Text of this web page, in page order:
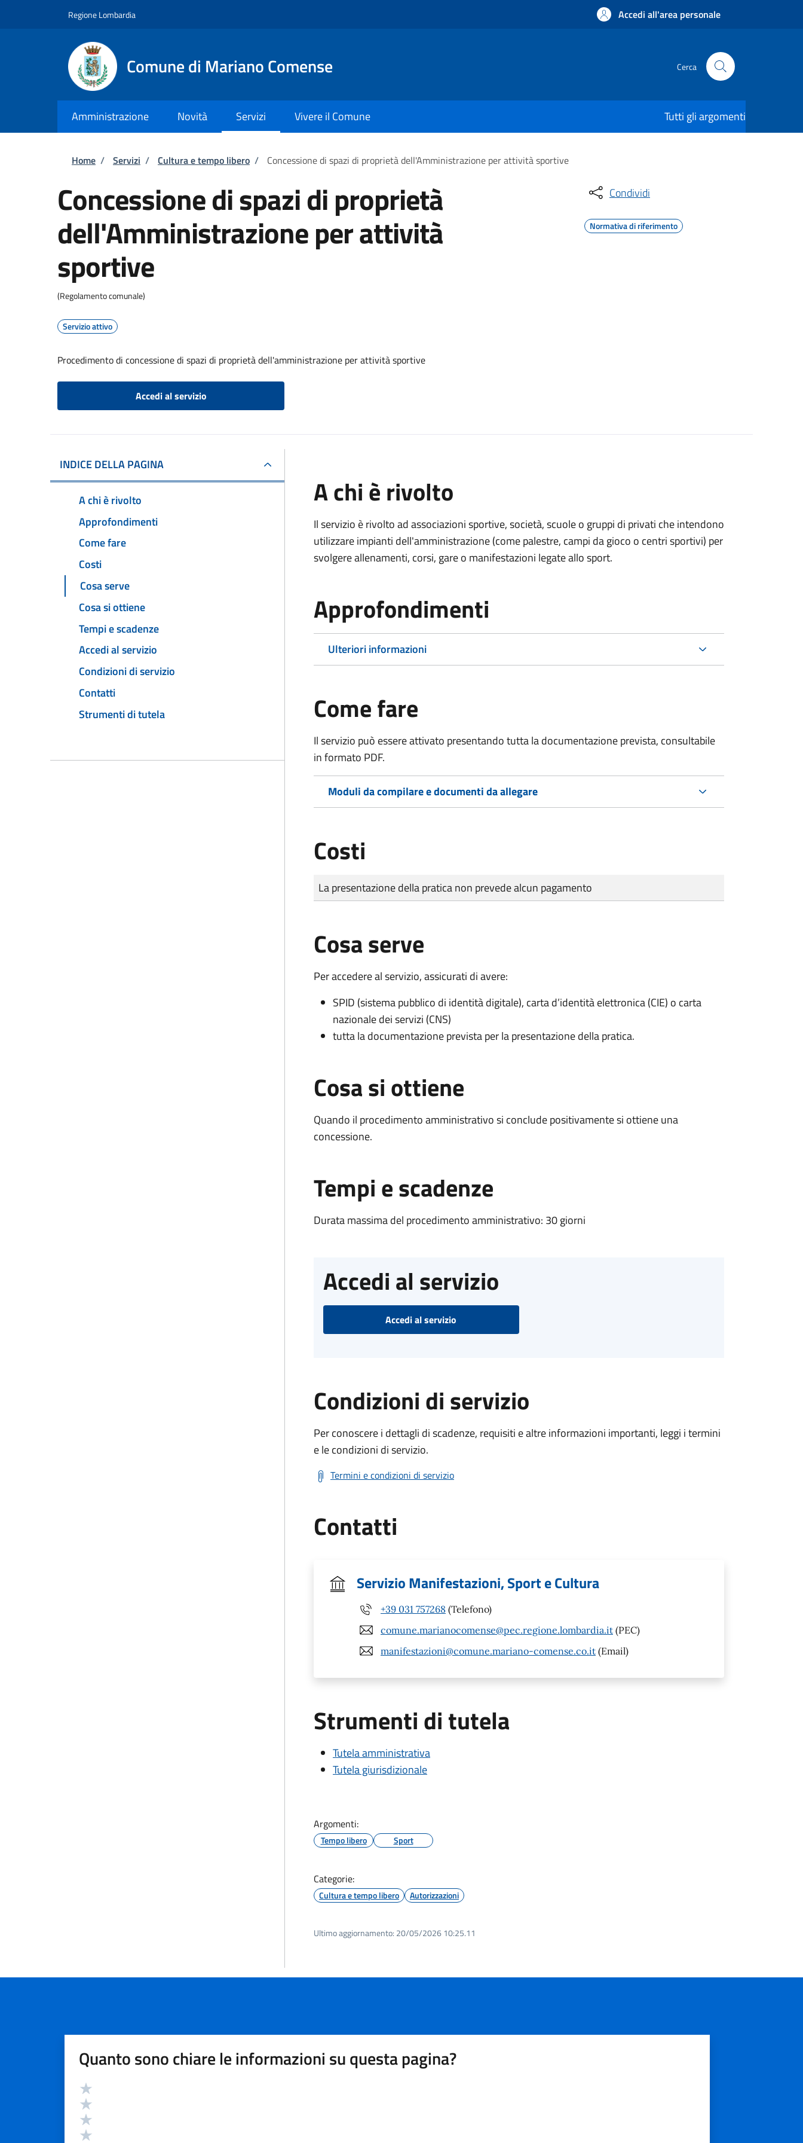
Regione Lombardia Accedi all'area personale
Comune di Mariano Comense Cerca
Amministrazione Novità Servizi Vivere il Comune Tutti gli argomenti
Briciole di pane
Home / Servizi / Cultura e tempo libero / Concessione di spazi di proprietà dell'Amministrazione per attività sportive
Concessione di spazi di proprietà
dell'Amministrazione per attività
sportive
(Regolamento comunale)
Servizio attivo
Procedimento di concessione di spazi di proprietà dell'amministrazione per attività sportive
Accedi al servizio
Condividi
Normativa di riferimento
INDICE DELLA PAGINA
A chi è rivolto
Approfondimenti
Come fare
Costi
Cosa serve
Cosa si ottiene
Tempi e scadenze
Accedi al servizio
Condizioni di servizio
Contatti
Strumenti di tutela
A chi è rivolto
Il servizio è rivolto ad associazioni sportive, società, scuole o gruppi di privati che intendono
utilizzare impianti dell'amministrazione (come palestre, campi da gioco o centri sportivi) per
svolgere allenamenti, corsi, gare o manifestazioni legate allo sport.
Approfondimenti
Ulteriori informazioni
Come fare
Il servizio può essere attivato presentando tutta la documentazione prevista, consultabile
in formato PDF.
Moduli da compilare e documenti da allegare
Costi
Tipo di pagamento
Importo
La presentazione della pratica non prevede alcun pagamento
Cosa serve
Per accedere al servizio, assicurati di avere:
SPID (sistema pubblico di identità digitale), carta d’identità elettronica (CIE) o carta
nazionale dei servizi (CNS)
tutta la documentazione prevista per la presentazione della pratica.
Cosa si ottiene
Quando il procedimento amministrativo si conclude positivamente si ottiene una
concessione.
Tempi e scadenze
Durata massima del procedimento amministrativo: 30 giorni
Accedi al servizio
Accedi al servizio
Condizioni di servizio
Per conoscere i dettagli di scadenze, requisiti e altre informazioni importanti, leggi i termini
e le condizioni di servizio.
Termini e condizioni di servizio
Contatti
Servizio Manifestazioni, Sport e Cultura
+39 031 757268 (Telefono)
comune.marianocomense@pec.regione.lombardia.it (PEC)
manifestazioni@comune.mariano-comense.co.it (Email)
Strumenti di tutela
Tutela amministrativa
Tutela giurisdizionale
Argomenti:
Tempo libero Sport
Categorie:
Cultura e tempo libero Autorizzazioni
Ultimo aggiornamento: 20/05/2026 10:25.11
Quanto sono chiare le informazioni su questa pagina?
Valutazione